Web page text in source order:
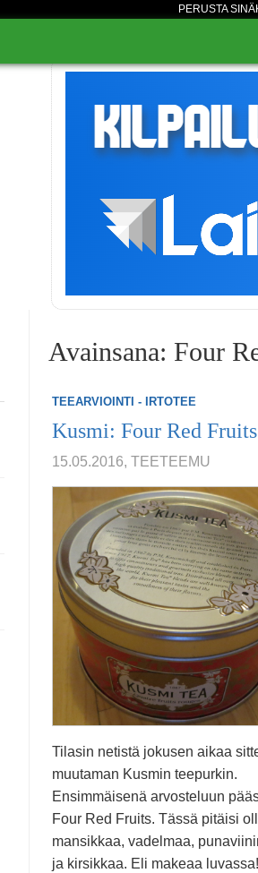
PERUSTA
Avainsana: Four
TEEARVIOINTI - IRTOTEE
Kusmi: Four Red Fruits
15.05.2016, TEETEEMU
Tilasin netistä jokusen aikaa
muutaman Kusmin teepurkin.
Ensimmäisenä arvosteluun
Four Red Fruits. Tässä pitäisi
mansikkaa, vadelmaa,
ja kirsikkaa. Eli makeaa